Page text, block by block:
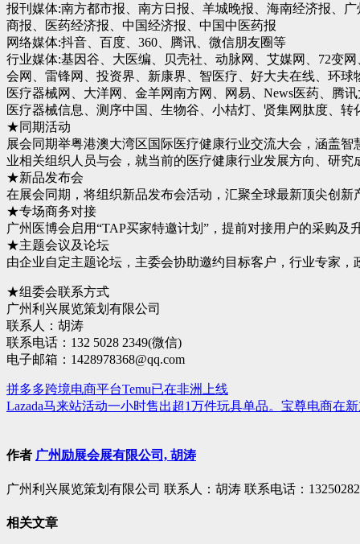
报刊媒体:南方都市报、南方日报、羊城晚报、海南经济报、
商报、医药经济报、中国经济报、中国中医药报
网络媒体:抖音、百度、360、腾讯、微信朋友圈等
行业媒体:基因谷、大医编、贝壳社、动脉网、艾媒网、72变
会网、雷锋网、投资界、新康界、智医疗、好大夫在线、环
医疗器械网、大洋网、金羊网南方网、网易、News医药、腾
医疗器械信息、测序中国、生物谷、小桔灯、贤集网肽度、
★同期活动
展会同期举粤港澳大湾区国际医疗健康行业交流大会，涵盖
业相关组织人员与会，就当前的医疗健康行业发展方向、研究
★新品发布会
在展会同期，将组织新品发布会活动，汇聚全球最新顶尖创
★专场商务对接
广州医博会启用“TAP买家特邀计划”，提前对接用户的采购
★主题会议及论坛
由企业自定主题论坛，主委会协助邀约目标客户，行业专家，
★组委会联系方式
广州利兴展览策划有限公司
联系人：胡涛
联系电话：132 5028 2349(微信)
电子邮箱：1428978368@qq.com
文
导
拼多多跨境电商平台Temu已在非洲上线
Lazada马来站活动一小时售出超1万件玩具单品。宝尊电商在
作者 广州励展会展有限公司, 胡涛
广州利兴展览策划有限公司 联系人：胡涛 联系电话：
相关文章